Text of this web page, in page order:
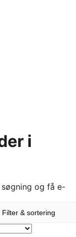
i
og få e-
Filter & sortering